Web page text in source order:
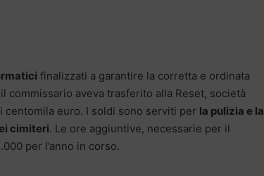
finalizzati a garantire la corretta e ordinata
aveva trasferito alla Reset, società
centomila euro. I soldi sono serviti per la pulizia e la
cimiteri. Le ore aggiuntive, necessarie per il
per l’anno in corso.